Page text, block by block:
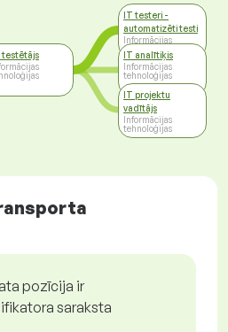
testētājs
IT testeri -
automatizēti testi
Informācijas
tehnoloģijas
IT analītiķis
Informācijas
tehnoloģijas
IT projektu
vadītājs
Informācijas
tehnoloģijas
pozīcija ir
saraksta